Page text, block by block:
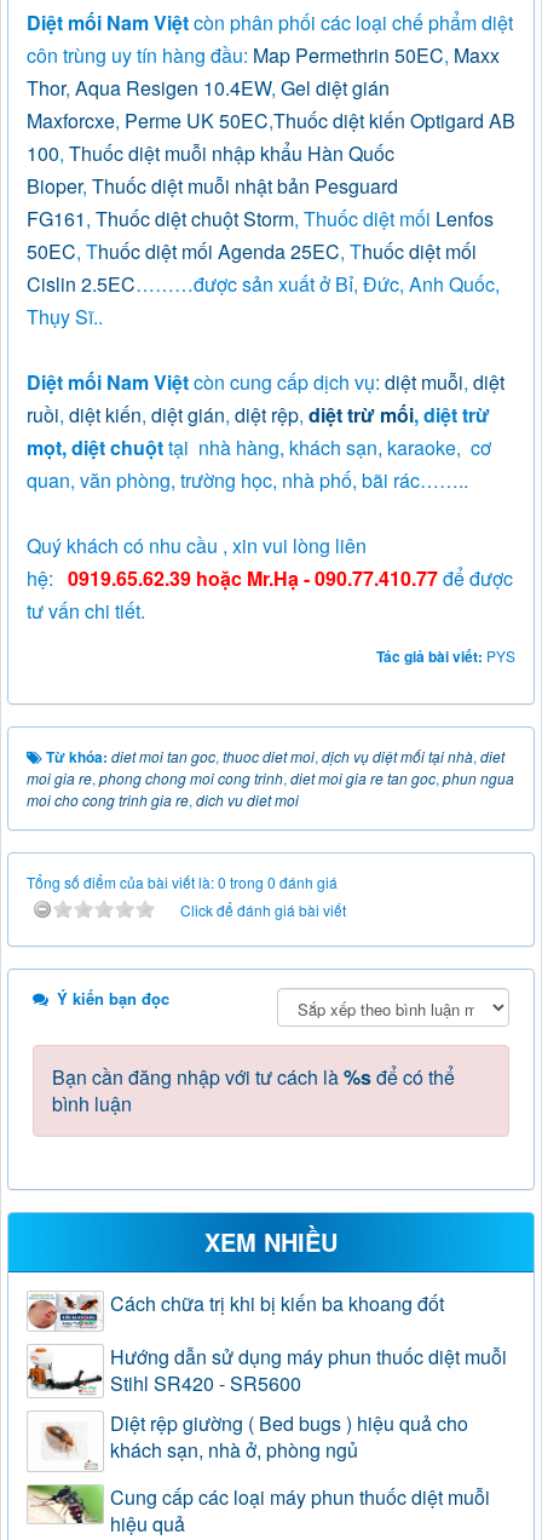
Diệt mối Nam Việtcòn phân phối các loại chế phẩm diệt
côn trùng uy tín hàng đầu: Map Permethrin 50EC, Maxx
Thor, Aqua Resigen 10.4EW, Gel diệt gián
Maxforcxe, Perme UK 50EC,Thuốc diệt kiến Optigard AB
100, Thuốc diệt muỗi nhập khẩu Hàn Quốc
Bioper, Thuốc diệt muỗi nhật bản Pesguard
FG161, Thuốc diệt chuột Storm, Thuốc diệt mối Lenfos
50EC, Thuốc diệt mối Agenda 25EC, Thuốc diệt mối
Cislin 2.5EC………được sản xuất ở Bỉ, Đức, Anh Quốc,
Thụy Sĩ..
Diệt mối Nam Việtcòn cung cấp dịch vụ: diệt muỗi, diệt
ruồi, diệt kiến, diệt gián, diệt rệp, diệt trừ mối, diệt trừ
mọt, diệt chuộttại nhà hàng, khách sạn, karaoke, cơ
quan, văn phòng, trường học, nhà phố, bãi rác……..
Quý khách có nhu cầu , xin vui lòng liên
hệ: 0919.65.62.39 hoặc Mr.Hạ - 090.77.410.77để được
tư vấn chi tiết.
Tác giả bài viết: PYS
Từ khóa: diet moi tan goc, thuoc diet moi, dịch vụ diệt mối tại nhà, diet
moi gia re, phong chong moi cong trinh, diet moi gia re tan goc, phun ngua
moi cho cong trinh gia re, dich vu diet moi
Tổng số điểm của bài viết là: 0 trong 0 đánh giá
Click để đánh giá bài viết
Ý kiến bạn đọc
Bạn cần đăng nhập với tư cách là%sđể có thể
bình luận
XEM NHIỀU
Cách chữa trị khi bị kiến ba khoang đốt
Hướng dẫn sử dụng máy phun thuốc diệt muỗi
Stihl SR420 - SR5600
Diệt rệp giường ( Bed bugs ) hiệu quả cho
khách sạn, nhà ở, phòng ngủ
Cung cấp các loại máy phun thuốc diệt muỗi
hiệu quả